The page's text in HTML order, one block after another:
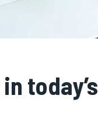
today’s